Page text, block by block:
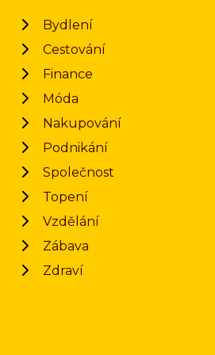
Bydlení
Cestování
Finance
Móda
Nakupování
Podnikání
Společnost
Topení
Vzdělání
Zábava
Zdraví